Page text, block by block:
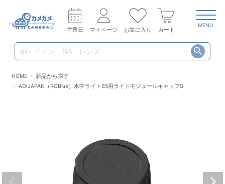
営業日 マイページ お気に入り カート
MENU
HOME
新品から探す
AOIJAPAN（RGBlue）水中ライトS5用ライトモジュールキャップS